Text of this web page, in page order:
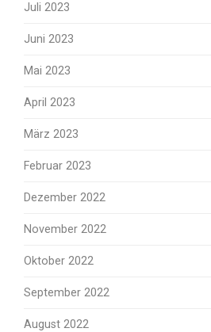
Juli 2023
Juni 2023
Mai 2023
April 2023
März 2023
Februar 2023
Dezember 2022
November 2022
Oktober 2022
September 2022
August 2022